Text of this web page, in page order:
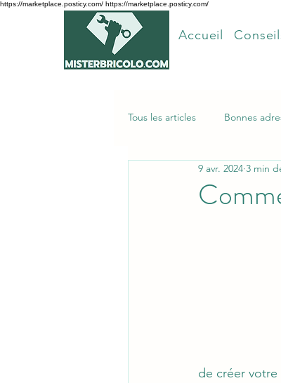
https://marketplace.posticy.com/ https://marketplace.posticy.com/
Accueil
Tous les articles Bonnes
Articles les plus lus
9 avr. 2024 3 min
de créer